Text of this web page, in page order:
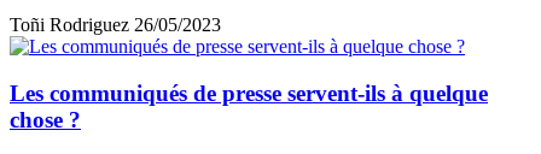
Toñi Rodriguez 26/05/2023
Les communiqués de presse servent-ils à quelque
chose ?